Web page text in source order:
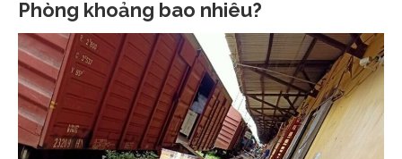
Phòng khoảng bao nhiêu?